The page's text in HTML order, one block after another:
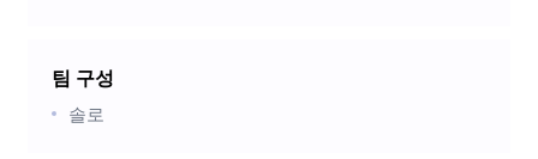
팀 구성
솔로